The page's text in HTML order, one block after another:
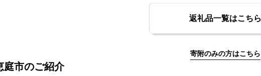
プ特例申請書受付について]
プ特例申請書の受付状況を以下のようにメールで通知します。
返礼品一覧はこちら
寄附のみの方はこちら
庭市のご紹介